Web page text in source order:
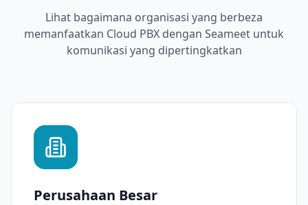
Lihat bagaimana organisasi yang berbeza
memanfaatkan Cloud PBX dengan Seameet untuk
komunikasi yang dipertingkatkan
Perusahaan Besar